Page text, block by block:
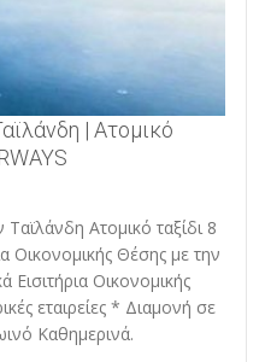
| Ατομικό
Ατομικό ταξίδι 8
Οικονομικής Θέσης με την
Εισιτήρια Οικονομικής
εταιρείες * Διαμονή σε
Καθημερινά.